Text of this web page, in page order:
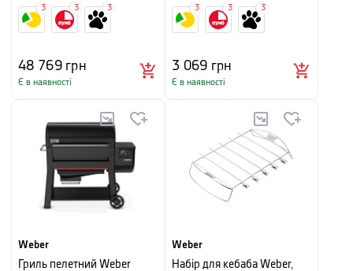
48 769грн
Є в наявності
3 3 3
3 069 грн
Є в наявності
3 3 3
Weber
Гриль пелетний Weber
Weber
Набір для кебаба Weber,